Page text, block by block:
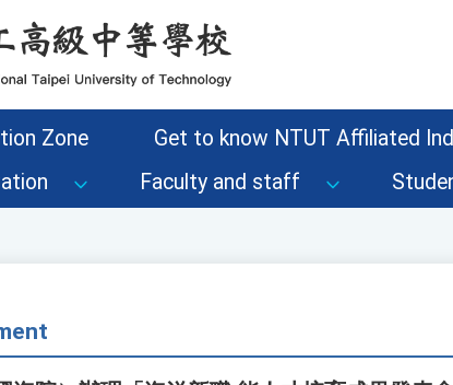
Zone
Get to know NTUT Affiliated
Faculty and staff